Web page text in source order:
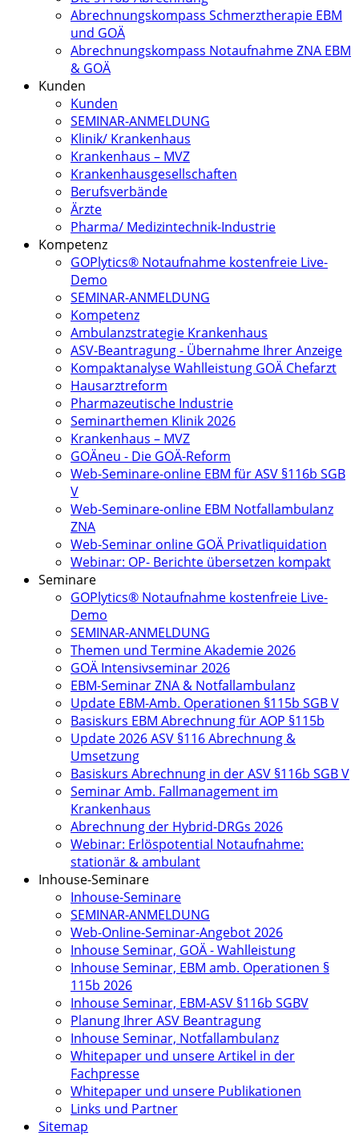
Abrechnungskompass Schmerztherapie EBM
und GOÄ
Abrechnungskompass Notaufnahme ZNA EBM
& GOÄ
Kunden
Kunden
SEMINAR-ANMELDUNG
Klinik/ Krankenhaus
Krankenhaus – MVZ
Krankenhausgesellschaften
Berufsverbände
Ärzte
Pharma/ Medizintechnik-Industrie
Kompetenz
GOPlytics® Notaufnahme kostenfreie Live-
Demo
SEMINAR-ANMELDUNG
Kompetenz
Ambulanzstrategie Krankenhaus
ASV-Beantragung - Übernahme Ihrer Anzeige
Kompaktanalyse Wahlleistung GOÄ Chefarzt
Hausarztreform
Pharmazeutische Industrie
Seminarthemen Klinik 2026
Krankenhaus – MVZ
GOÄneu - Die GOÄ-Reform
Web-Seminare-online EBM für ASV §116b SGB
V
Web-Seminare-online EBM Notfallambulanz
ZNA
Web-Seminar online GOÄ Privatliquidation
Webinar: OP- Berichte übersetzen kompakt
Seminare
GOPlytics® Notaufnahme kostenfreie Live-
Demo
SEMINAR-ANMELDUNG
Themen und Termine Akademie 2026
GOÄ Intensivseminar 2026
EBM-Seminar ZNA & Notfallambulanz
Update EBM-Amb. Operationen §115b SGB V
Basiskurs EBM Abrechnung für AOP §115b
Update 2026 ASV §116 Abrechnung &
Umsetzung
Basiskurs Abrechnung in der ASV §116b SGB V
Seminar Amb. Fallmanagement im
Krankenhaus
Abrechnung der Hybrid-DRGs 2026
Webinar: Erlöspotential Notaufnahme:
stationär & ambulant
Inhouse-Seminare
Inhouse-Seminare
SEMINAR-ANMELDUNG
Web-Online-Seminar-Angebot 2026
Inhouse Seminar, GOÄ - Wahlleistung
Inhouse Seminar, EBM amb. Operationen §
115b 2026
Inhouse Seminar, EBM-ASV §116b SGBV
Planung Ihrer ASV Beantragung
Inhouse Seminar, Notfallambulanz
Whitepaper und unsere Artikel in der
Fachpresse
Whitepaper und unsere Publikationen
Links und Partner
Sitemap